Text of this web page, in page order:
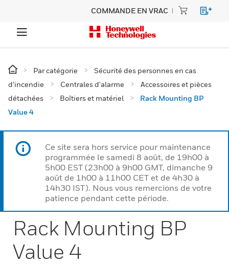
COMMANDE EN VRAC
Par catégorie
Sécurité des personnes en cas
d’incendie
Centrales d'alarme
Accessoires et pièces
détachées
Boîtiers et matériel
Rack Mounting BP
Value 4
Ce site sera hors service pour maintenance
programmée le samedi 8 août, de 19h00 à
5h00 EST (23h00 à 9h00 GMT, dimanche 9
août de 1h00 à 11h00 CET et de 4h30 à
14h30 IST). Nous vous remercions de votre
patience pendant cette période.
Rack Mounting BP
Value 4